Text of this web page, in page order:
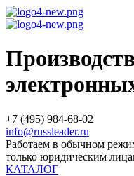
+7 (495) 984-68-02
info@russleader.ru
Работаем в обычном
только юридическим
КАТАЛОГ